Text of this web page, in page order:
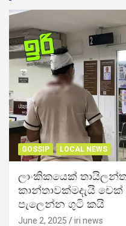
GOSSIP LOCAL NEWS
ලාංකිකයෙක්
කාන්තාවක්මදැයි
පැලෙන්න ගුටි කයි
June 2, 2025 iri news